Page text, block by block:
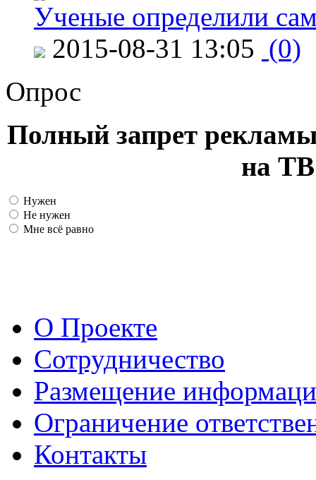
Ученые определили
2015-08-31 13:05 (0)
Опрос
Полный запрет
на ТВ
Нужен
Не нужен
Мне всё равно
О Проекте
Сотрудничество
Размещение
Ограничение
Контакты